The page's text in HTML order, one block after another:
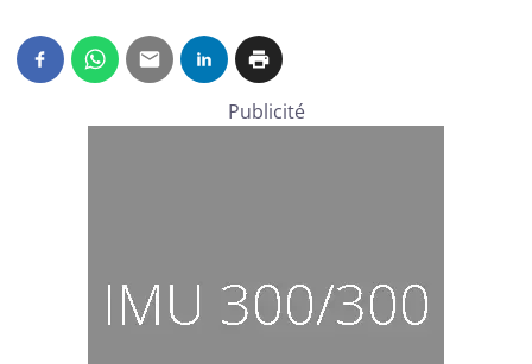
Publicité